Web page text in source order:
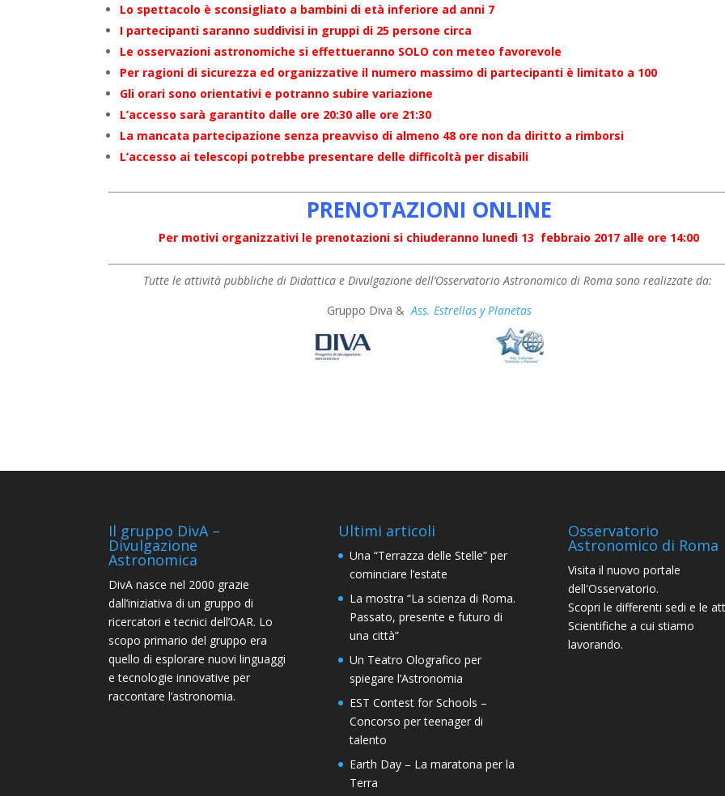
Lo spettacolo è sconsigliato a bambini di età inferiore ad anni 7
I partecipanti saranno suddivisi in gruppi di 25 persone circa
Le osservazioni astronomiche si effettueranno SOLO con meteo favorevole
Per ragioni di sicurezza ed organizzative il numero massimo di partecipanti è limitato a 100
Gli orari sono orientativi e potranno subire variazione
L’accesso sarà garantito dalle ore 20:30 alle ore 21:30
La mancata partecipazione senza preavviso di almeno 48 ore non da diritto a rimborsi
L’accesso ai telescopi potrebbe presentare delle difficoltà per disabili
PRENOTAZIONI ONLINE
Per motivi organizzativi le prenotazioni si chiuderanno lunedì 13 febbraio 2017 alle ore 14:00
Tutte le attività pubbliche di Didattica e Divulgazione dell’Osservatorio Astronomico di Roma sono realizzate da:
Gruppo Diva &Ass. Estrellas y Planetas
Il gruppo DivA –
Divulgazione
Astronomica
DivA nasce nel 2000 grazie
dall’iniziativa di un gruppo di
ricercatori e tecnici dell’OAR. Lo
scopo primario del gruppo era
quello di esplorare nuovi linguaggi
e tecnologie innovative per
raccontare l’astronomia.
Ultimi articoli
Una “Terrazza delle Stelle” per
cominciare l’estate
La mostra “La scienza di Roma.
Passato, presente e futuro di
una città”
Un Teatro Olografico per
spiegare l’Astronomia
EST Contest for Schools –
Concorso per teenager di
talento
Earth Day – La maratona per la
Terra
Osservatorio
Astronomico di Roma
Visita il nuovo portale
dell'Osservatorio.
Scopri le differenti sedi e le
Scientifiche a cui stiamo
lavorando.